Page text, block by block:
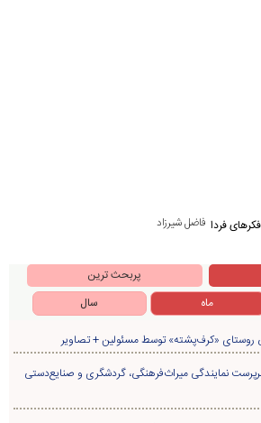
پربحث ترین
ماه سال
«کرف‌پشته» توسط مسئولین + تصاویر
نمایندگی میراث‌فرهنگی، گردشگری و صنایع‌دستی